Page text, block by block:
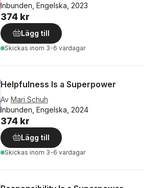
Inbunden, Engelska, 2023
374 kr
Lägg till
Skickas inom 3-6 vardagar
Helpfulness Is a Superpower
Av Mari Schuh
Inbunden, Engelska, 2024
374 kr
Lägg till
Skickas inom 3-6 vardagar